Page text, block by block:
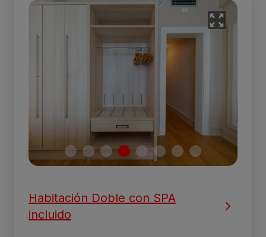
Habitación Doble con SPA
incluido